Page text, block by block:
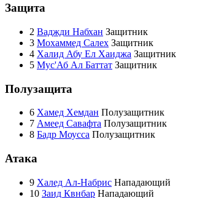
Защита
2 Ваджди Набхан Защитник
3 Мохаммед Салех Защитник
4 Халид Абу Ел Хаиджа Защитник
5 Мус'Аб Ал Баттат Защитник
Полузащита
6 Хамед Хемдан Полузащитник
7 Амеед Савафта Полузащитник
8 Бадр Моусса Полузащитник
Атака
9 Халед Ал-Набрис Нападающий
10 Заид Квнбар Нападающий